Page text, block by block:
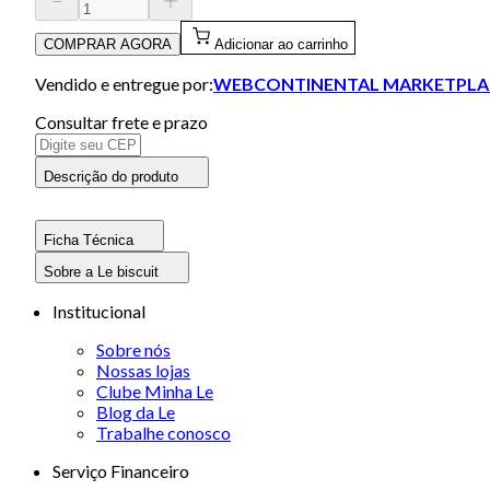
COMPRAR AGORA Adicionar ao carrinho
Vendido e entregue por:WEBCONTINENTAL
Consultar frete e prazo
Descrição do produto
Ficha Técnica
Sobre a Le biscuit
Institucional
Sobre nós
Nossas lojas
Clube Minha Le
Blog da Le
Trabalhe conosco
Serviço Financeiro